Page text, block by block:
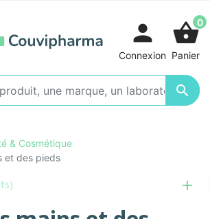

person
Connexion
shopping_basket0
Panier
& Cosmétique
et des pieds